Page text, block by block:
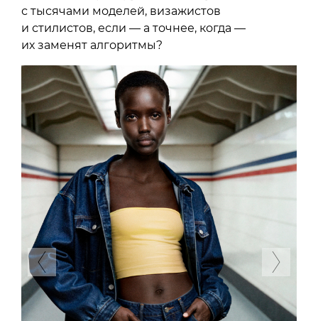
с тысячами моделей, визажистов
и стилистов, если — а точнее, когда —
их заменят алгоритмы?
Previous